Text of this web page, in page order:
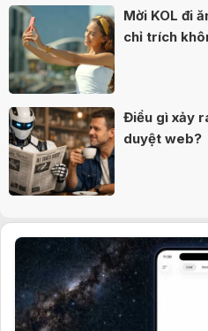
Mời KOL đi
chỉ trích
Điều gì xảy
duyệt web?